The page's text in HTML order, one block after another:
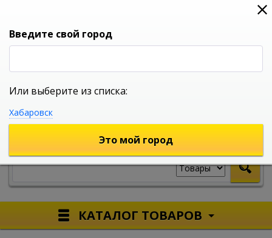
0
УНИВЕРСАЛЬНЫЙ ИНТЕРНЕТ МАГАЗИН
КАТАЛОГ ТОВАРОВ
Введите свой город
Или выберите из списка:
Хабаровск
Это мой город